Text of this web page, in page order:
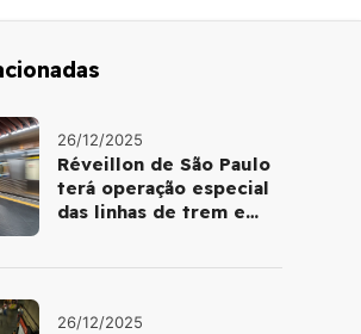
26/12/2025
Réveillon de São Paulo
terá operação especial
das linhas de trem e
26/12/2025